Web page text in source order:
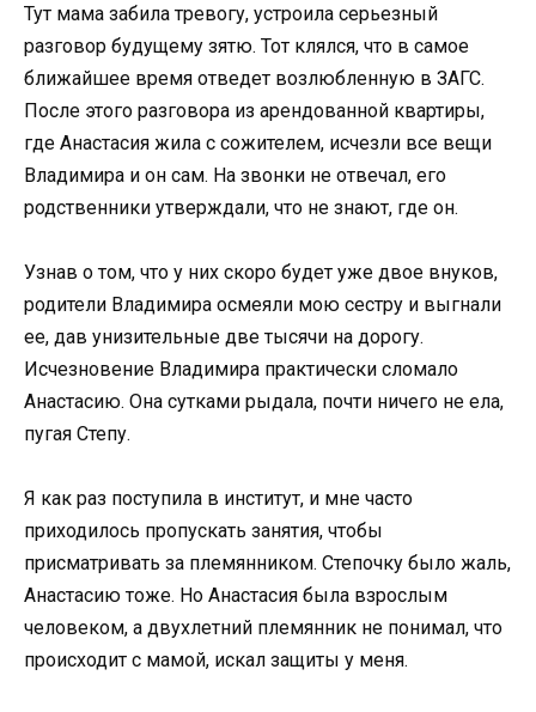
Тут мама забила тревогу, устроила серьезный
разговор будущему зятю. Тот клялся, что в самое
ближайшее время отведет возлюбленную в ЗАГС.
После этого разговора из арендованной квартиры,
где Анастасия жила с сожителем, исчезли все вещи
Владимира и он сам. На звонки не отвечал, его
родственники утверждали, что не знают, где он.
Узнав о том, что у них скоро будет уже двое внуков,
родители Владимира осмеяли мою сестру и выгнали
ее, дав унизительные две тысячи на дорогу.
Исчезновение Владимира практически сломало
Анастасию. Она сутками рыдала, почти ничего не ела,
пугая Степу.
Я как раз поступила в институт, и мне часто
приходилось пропускать занятия, чтобы
присматривать за племянником. Степочку было жаль,
Анастасию тоже. Но Анастасия была взрослым
человеком, а двухлетний племянник не понимал, что
происходит с мамой, искал защиты у меня.